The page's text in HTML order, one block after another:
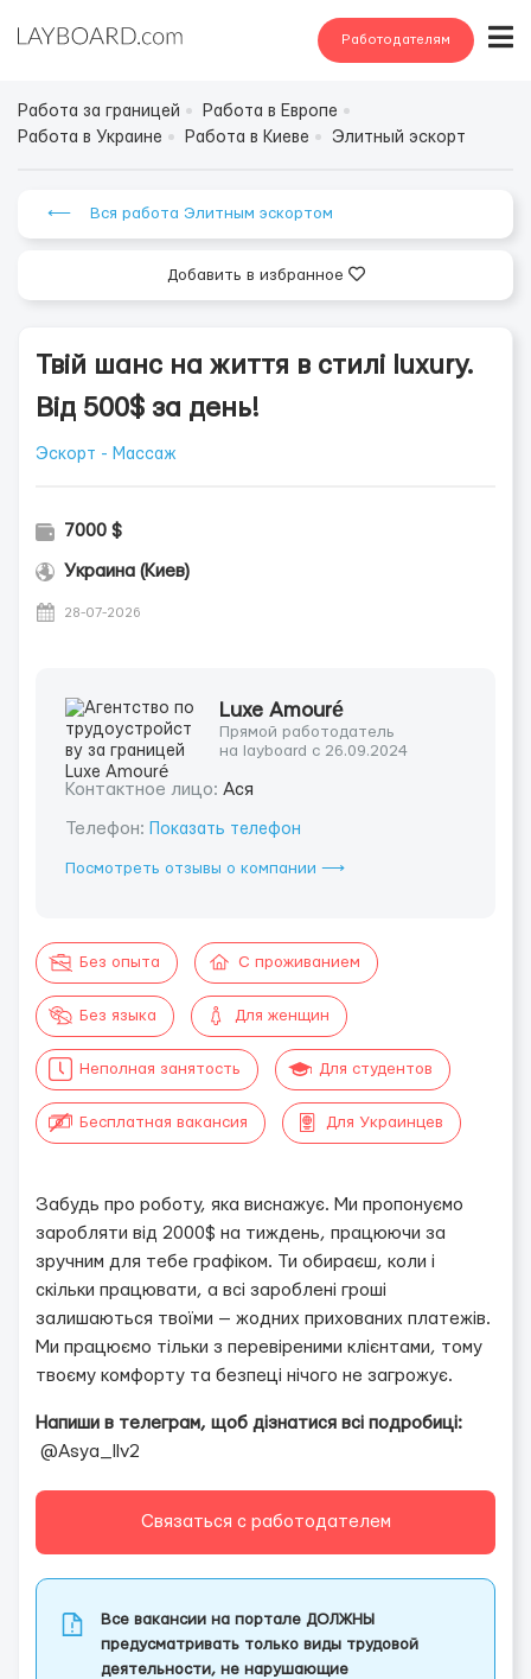
Работодателям
Работа за границей
Работа в Европе
Работа в Украине
Работа в Киеве Элитный эскорт
⟵ Вся работа Элитным эскортом
Добавить в избранное
Твій шанс на життя в стилі luxury.
Від 500$ за день!
Эскорт - Массаж
7000 $
Украина (Киев)
28-07-2026
Luxe Amouré
Прямой работодатель
на layboard с 26.09.2024
Контактное лицо: Ася
Телефон: Показать телефон
Посмотреть отзывы о компании ⟶
Без опыта С проживанием
Без языка Для женщин
Неполная занятость Для студентов
Бесплатная вакансия Для Украинцев
Забудь про роботу, яка виснажує. Ми пропонуємо
заробляти від 2000$ на тиждень, працюючи за
зручним для тебе графіком. Ти обираєш, коли і
скільки працювати, а всі зароблені гроші
залишаються твоїми — жодних прихованих платежів.
Ми працюємо тільки з перевіреними клієнтами, тому
твоєму комфорту та безпеці нічого не загрожує.
Напиши в телеграм, щоб дізнатися всі подробиці:
@Asya_llv2
Связаться с работодателем
Все вакансии на портале ДОЛЖНЫ
предусматривать только виды трудовой
деятельности, не нарушающие